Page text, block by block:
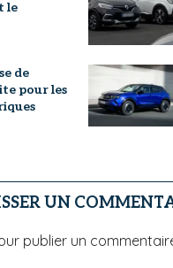
le
de
pour les
UN
publier un